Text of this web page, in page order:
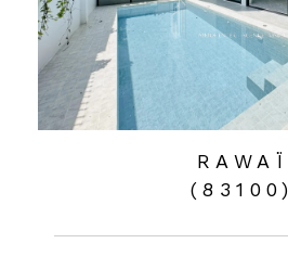
RAWAÏ
(83100)